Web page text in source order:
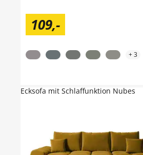
109,-
+3
Ecksofa mit Schlaffunktion Nubes